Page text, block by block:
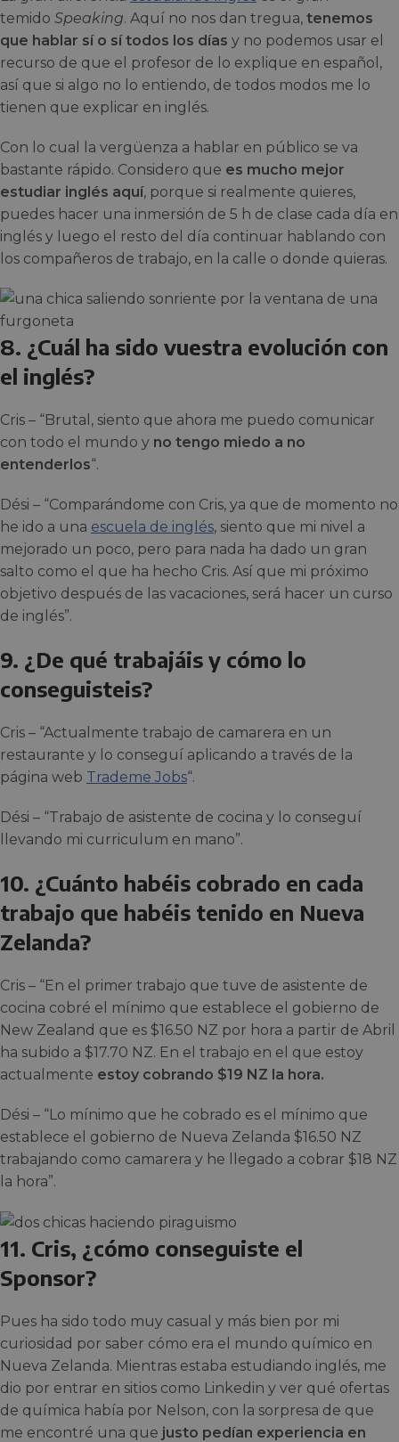
temido Speaking. Aquí no nos dan tregua, tenemos
que hablar sí o sí todos los días y no podemos usar el
recurso de que el profesor de lo explique en español,
así que si algo no lo entiendo, de todos modos me lo
tienen que explicar en inglés.
Con lo cual la vergüenza a hablar en público se va
bastante rápido. Considero que es mucho mejor
estudiar inglés aquí, porque si realmente quieres,
puedes hacer una inmersión de 5 h de clase cada día en
inglés y luego el resto del día continuar hablando con
los compañeros de trabajo, en la calle o donde quieras.
8. ¿Cuál ha sido vuestra evolución con
el inglés?
Cris – “Brutal, siento que ahora me puedo comunicar
con todo el mundo y no tengo miedo a no
entenderlos“.
Dési – “Comparándome con Cris, ya que de momento no
he ido a una escuela de inglés, siento que mi nivel a
mejorado un poco, pero para nada ha dado un gran
salto como el que ha hecho Cris. Así que mi próximo
objetivo después de las vacaciones, será hacer un curso
de inglés”.
9. ¿De qué trabajáis y cómo lo
conseguisteis?
Cris – “Actualmente trabajo de camarera en un
restaurante y lo conseguí aplicando a través de la
página web Trademe Jobs“.
Dési – “Trabajo de asistente de cocina y lo conseguí
llevando mi curriculum en mano”.
10. ¿Cuánto habéis cobrado en cada
trabajo que habéis tenido en Nueva
Zelanda?
Cris – “En el primer trabajo que tuve de asistente de
cocina cobré el mínimo que establece el gobierno de
New Zealand que es $16.50 NZ por hora a partir de Abril
ha subido a $17.70 NZ. En el trabajo en el que estoy
actualmente estoy cobrando $19 NZ la hora.
Dési – “Lo mínimo que he cobrado es el mínimo que
establece el gobierno de Nueva Zelanda $16.50 NZ
trabajando como camarera y he llegado a cobrar $18 NZ
la hora”.
11. Cris, ¿cómo conseguiste el
Sponsor?
Pues ha sido todo muy casual y más bien por mi
curiosidad por saber cómo era el mundo químico en
Nueva Zelanda. Mientras estaba estudiando inglés, me
dio por entrar en sitios como Linkedin y ver qué ofertas
de química había por Nelson, con la sorpresa de que
me encontré una que justo pedían experiencia en